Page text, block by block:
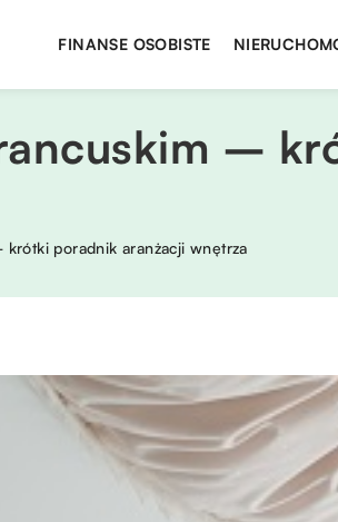
FINANSE OSOBISTE
–
poradnik aranżacji wnętrza